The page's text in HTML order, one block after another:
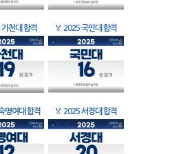
천대 합격 🏅 2025 국민대 합격
명여대 합격 🏅 2025 서경대 합격